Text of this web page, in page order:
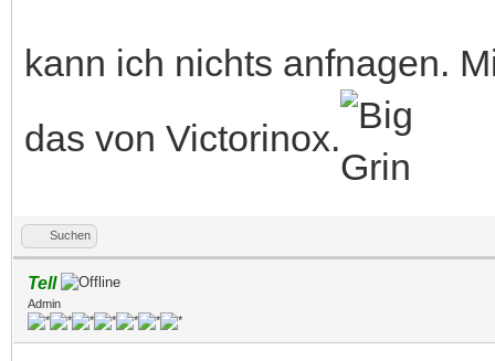
kann ich nichts anfnagen.
das von Victorinox.
Suchen
Tell
Admin